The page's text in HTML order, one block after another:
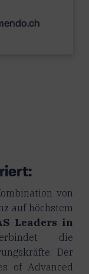
von
auf höchstem
Leaders in
die
Der
of Advanced